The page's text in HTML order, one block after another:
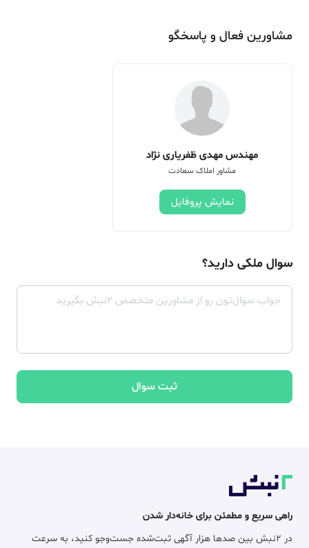
مشاورین فعال و پاسخگو
مهندس مهدی ظفریاری نژاد
مشاور املاک سعادت
نمایش پروفایل
سوال ملکی دارید؟
ثبت سوال
راهی سریع و مطمئن برای خانه‌دار شدن
در ۲نبش بین صدها هزار آگهی ثبت‌شده جست‌وجو کنید، به سرعت